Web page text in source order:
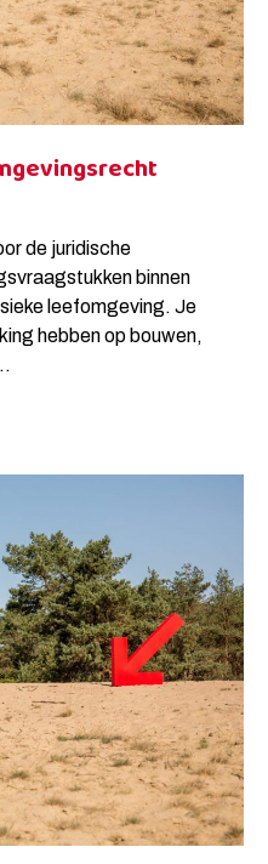
de juridische
binnen
leefomgeving. Je
hebben op bouwen,